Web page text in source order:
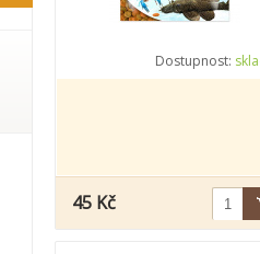
Dostupnost:
45 Kč